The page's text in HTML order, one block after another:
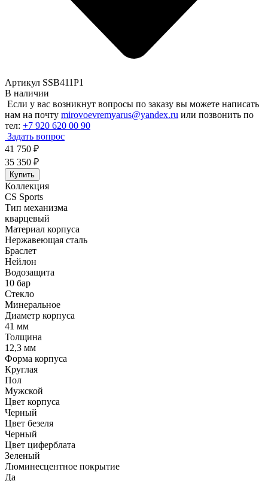
Артикул SSB411P1
В наличии
Если у вас возникнут вопросы по заказу вы можете написать
нам на почту mirovoevremyarus@yandex.ru или позвонить по
тел: +7 920 620 00 90
Задать вопрос
41 750 ₽
35 350 ₽
Купить
Коллекция
CS Sports
Тип механизма
кварцевый
Материал корпуса
Нержавеющая сталь
Браслет
Нейлон
Водозащита
10 бар
Стекло
Минеральное
Диаметр корпуса
41 мм
Толщина
12,3 мм
Форма корпуса
Круглая
Пол
Мужской
Цвет корпуса
Черный
Цвет безеля
Черный
Цвет циферблата
Зеленый
Люминесцентное покрытие
Да